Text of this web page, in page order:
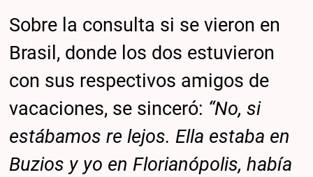
Sobre la consulta si se vieron en
Brasil, donde los dos estuvieron
con sus respectivos amigos de
vacaciones, se sinceró: “No, si
estábamos re lejos. Ella estaba en
Buzios y yo en Florianópolis, había